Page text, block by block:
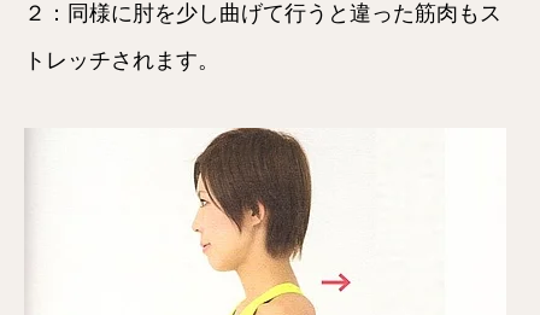
２：同様に肘を少し曲げて行うと違った筋肉もス
トレッチされます。